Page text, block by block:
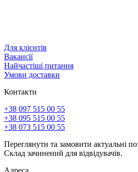
Для клієнтів
Вакансії
Найчастіші питання
Умови доставки
Контакти
+38 097 515 00 55
+38 095 515 00 55
+38 073 515 00 55
Переглянути та замовити актуальні
Склад зачинений для відвідувачів.